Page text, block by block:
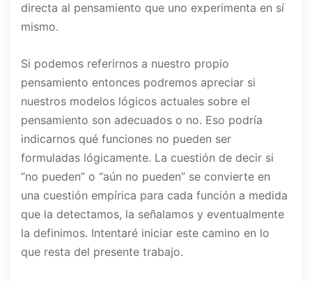
directa al pensamiento que uno experimenta en sí
mismo.
Si podemos referirnos a nuestro propio
pensamiento entonces podremos apreciar si
nuestros modelos lógicos actuales sobre el
pensamiento son adecuados o no. Eso podría
indicarnos qué funciones no pueden ser
formuladas lógicamente. La cuestión de decir si
“no pueden” o “aún no pueden” se convierte en
una cuestión empírica para cada función a medida
que la detectamos, la señalamos y eventualmente
la definimos. Intentaré iniciar este camino en lo
que resta del presente trabajo.